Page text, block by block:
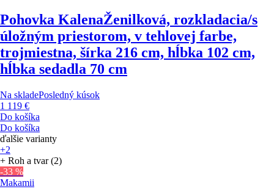
Pohovka KalenaŽenilková, rozkladacia/s
úložným priestorom, v tehlovej farbe,
trojmiestna, šírka 216 cm, hĺbka 102 cm,
hĺbka sedadla 70 cm
Na skladePosledný kúsok
1 119 €
Do košíka
Do košíka
ďalšie varianty
+2
+ Roh a tvar (2)
-33 %
Makamii